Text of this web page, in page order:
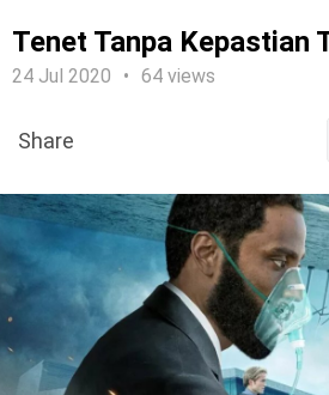
Tenet Tanpa Kepastian
24 Jul 2020 64 views
LOGIN
Share